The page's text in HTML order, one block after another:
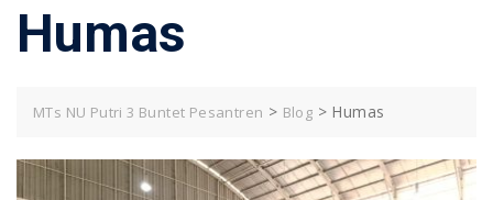
Humas
MTs NU Putri 3 Buntet Pesantren > Blog > Humas